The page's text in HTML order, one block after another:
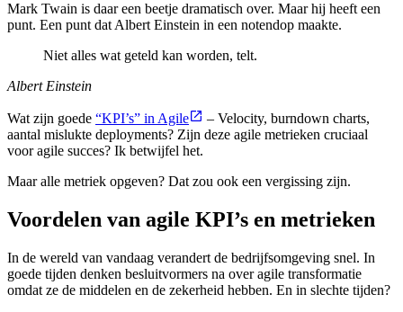
Mark Twain is daar een beetje dramatisch over. Maar hij heeft een
punt. Een punt dat Albert Einstein in een notendop maakte.
Niet alles wat geteld kan worden, telt.
Albert Einstein
Wat zijn goede “KPI’s” in Agile
– Velocity, burndown charts,
aantal mislukte deployments? Zijn deze agile metrieken cruciaal
voor agile succes? Ik betwijfel het.
Maar alle metriek opgeven? Dat zou ook een vergissing zijn.
Voordelen van agile KPI’s en metrieken
In de wereld van vandaag verandert de bedrijfsomgeving snel. In
goede tijden denken besluitvormers na over agile transformatie
omdat ze de middelen en de zekerheid hebben. En in slechte tijden?